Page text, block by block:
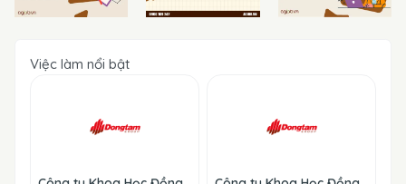
Việc làm nổi bật